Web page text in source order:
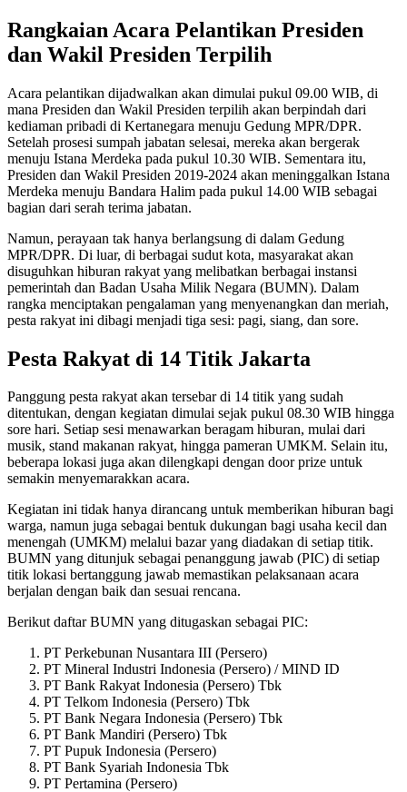
Rangkaian Acara Pelantikan Presiden
dan Wakil Presiden Terpilih
Acara pelantikan dijadwalkan akan dimulai pukul 09.00 WIB, di
mana Presiden dan Wakil Presiden terpilih akan berpindah dari
kediaman pribadi di Kertanegara menuju Gedung MPR/DPR.
Setelah prosesi sumpah jabatan selesai, mereka akan bergerak
menuju Istana Merdeka pada pukul 10.30 WIB. Sementara itu,
Presiden dan Wakil Presiden 2019-2024 akan meninggalkan Istana
Merdeka menuju Bandara Halim pada pukul 14.00 WIB sebagai
bagian dari serah terima jabatan.
Namun, perayaan tak hanya berlangsung di dalam Gedung
MPR/DPR. Di luar, di berbagai sudut kota, masyarakat akan
disuguhkan hiburan rakyat yang melibatkan berbagai instansi
pemerintah dan Badan Usaha Milik Negara (BUMN). Dalam
rangka menciptakan pengalaman yang menyenangkan dan meriah,
pesta rakyat ini dibagi menjadi tiga sesi: pagi, siang, dan sore.
Pesta Rakyat di 14 Titik Jakarta
Panggung pesta rakyat akan tersebar di 14 titik yang sudah
ditentukan, dengan kegiatan dimulai sejak pukul 08.30 WIB hingga
sore hari. Setiap sesi menawarkan beragam hiburan, mulai dari
musik, stand makanan rakyat, hingga pameran UMKM. Selain itu,
beberapa lokasi juga akan dilengkapi dengan door prize untuk
semakin menyemarakkan acara.
Kegiatan ini tidak hanya dirancang untuk memberikan hiburan bagi
warga, namun juga sebagai bentuk dukungan bagi usaha kecil dan
menengah (UMKM) melalui bazar yang diadakan di setiap titik.
BUMN yang ditunjuk sebagai penanggung jawab (PIC) di setiap
titik lokasi bertanggung jawab memastikan pelaksanaan acara
berjalan dengan baik dan sesuai rencana.
Berikut daftar BUMN yang ditugaskan sebagai PIC:
PT Perkebunan Nusantara III (Persero)
PT Mineral Industri Indonesia (Persero) / MIND ID
PT Bank Rakyat Indonesia (Persero) Tbk
PT Telkom Indonesia (Persero) Tbk
PT Bank Negara Indonesia (Persero) Tbk
PT Bank Mandiri (Persero) Tbk
PT Pupuk Indonesia (Persero)
PT Bank Syariah Indonesia Tbk
PT Pertamina (Persero)